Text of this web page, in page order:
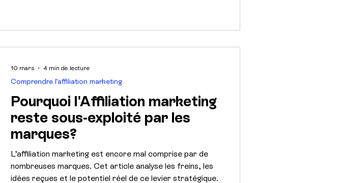
Pourquoi l'Affiliation marketing
reste sous-exploité par les
marques?
L’affiliation marketing est encore mal comprise par de
nombreuses marques. Cet article analyse les freins, les
idées reçues et le potentiel réel de ce levier stratégique.
Comprendre l’affiliation marketing
10 mars 4 min de lecture